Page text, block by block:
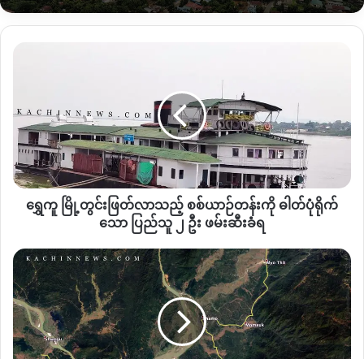
လာ
သည့်
စစ်
ယာဉ်
တန်း
ရိုက်
သော
ပြည်
သူ
ဦး
ဖမ်းဆီး
ရွှေကူ မြို့တွင်းဖြတ်လာသည့် စစ်ယာဉ်တန်းကို ဓါတ်ပုံရိုက်
သော ပြည်သူ ၂ ဦး ဖမ်းဆီးခံရ
ဗန်း
မော်
တွင်
စစ်တပ်
အင်အား
အများ